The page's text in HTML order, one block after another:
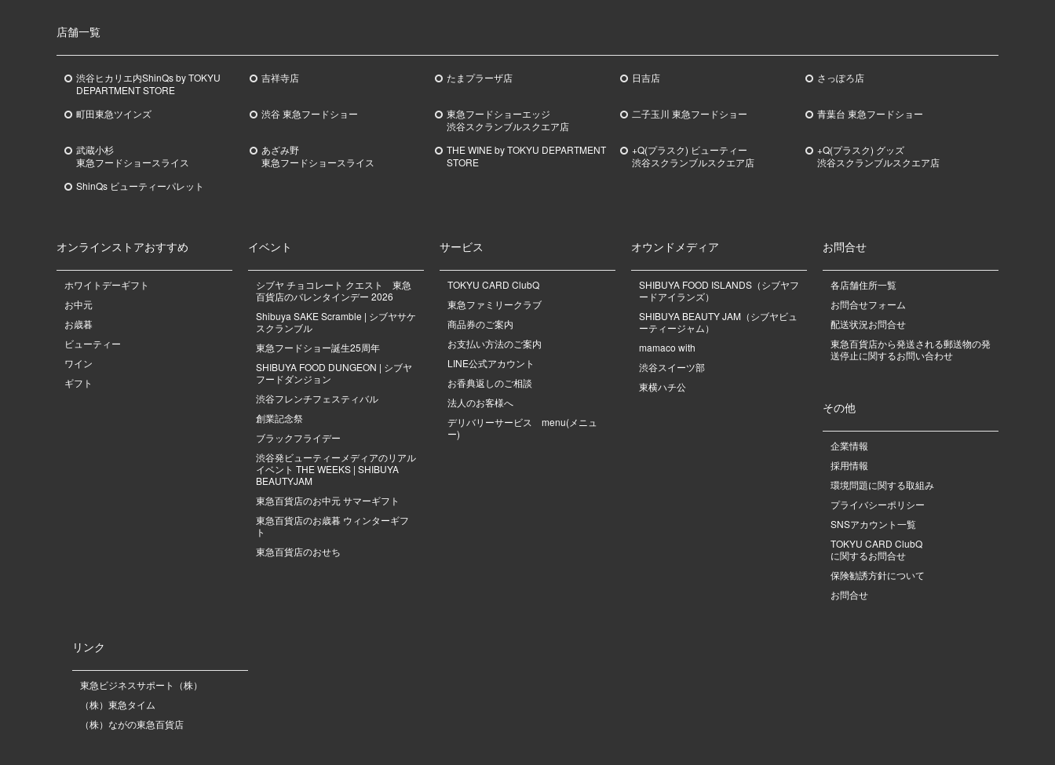
店舗一覧
渋谷ヒカリエ内ShinQs by TOKYU
DEPARTMENT STORE
吉祥寺店 たまプラーザ店 日吉店 さっぽろ店
町田東急ツインズ 渋谷 東急フードショー
東急フードショーエッジ
渋谷スクランブルスクエア店
二子玉川 東急フードショー 青葉台 東急フードショー
武蔵小杉
東急フードショースライス
あざみ野
東急フードショースライス
THE WINE by TOKYU DEPARTMENT
STORE
+Q(プラスク) ビューティー
渋谷スクランブルスクエア店
+Q(プラスク) グッズ
渋谷スクランブルスクエア店
ShinQs ビューティーパレット
オンラインストアおすすめ
ホワイトデーギフト
お中元
お歳暮
ビューティー
ワイン
ギフト
イベント
シブヤ チョコレート クエスト 東急
百貨店のバレンタインデー 2026
Shibuya SAKE Scramble | シブヤサケ
スクランブル
東急フードショー誕生25周年
SHIBUYA FOOD DUNGEON | シブヤ
フードダンジョン
渋谷フレンチフェスティバル
創業記念祭
ブラックフライデー
渋谷発ビューティーメディアのリアル
イベント THE WEEKS | SHIBUYA
BEAUTYJAM
東急百貨店のお中元 サマーギフト
東急百貨店のお歳暮 ウィンターギフ
ト
東急百貨店のおせち
サービス
TOKYU CARD ClubQ
東急ファミリークラブ
商品券のご案内
お支払い方法のご案内
LINE公式アカウント
お香典返しのご相談
法人のお客様へ
デリバリーサービス menu(メニュ
ー)
オウンドメディア
SHIBUYA FOOD ISLANDS（シブヤフ
ードアイランズ）
SHIBUYA BEAUTY JAM（シブヤビュ
ーティージャム）
mamaco with
渋谷スイーツ部
東横ハチ公
お問合せ
各店舗住所一覧
お問合せフォーム
配送状況お問合せ
東急百貨店から発送される郵送物の発
送停止に関するお問い合わせ
その他
企業情報
採用情報
環境問題に関する取組み
プライバシーポリシー
SNSアカウント一覧
TOKYU CARD ClubQ
に関するお問合せ
保険勧誘方針について
お問合せ
リンク
東急ビジネスサポート（株）
（株）東急タイム
（株）ながの東急百貨店